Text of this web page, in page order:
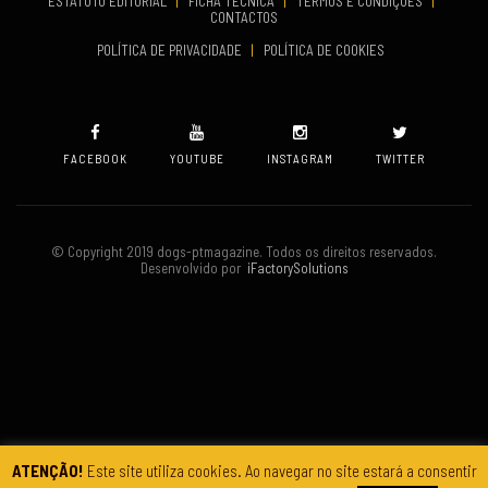
CONTACTOS
POLÍTICA DE PRIVACIDADE
| POLÍTICA DE COOKIES
FACEBOOK YOUTUBE INSTAGRAM TWITTER
© Copyright 2019 dogs-ptmagazine. Todos os direitos reservados.
Desenvolvido poriFactorySolutions
ATENÇÃO! Este site utiliza cookies. Ao navegar no site estará a consentir